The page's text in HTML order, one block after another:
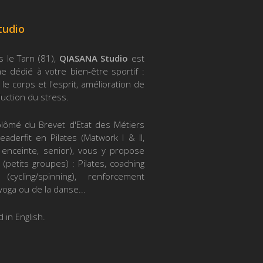
le Tarn (81), QIASANA Studio est
dédié à votre bien-être sportif :
corps et l'esprit, amélioration de
du stress.
du Brevet d'Etat des Métiers
en Pilates (Matwork I & II,
senior), vous y propose
groupes) : Pilates, coaching
spinning), renforcement
ou de la danse...
in English.